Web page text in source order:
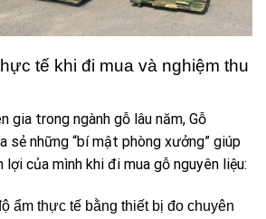
tế khi đi mua và nghiệm thu
gia trong ngành gỗ lâu năm, Gỗ
sẻ những “bí mật phòng xưởng” giúp
của mình khi đi mua gỗ nguyên liệu:
ẩm thực tế bằng thiết bị đo chuyên